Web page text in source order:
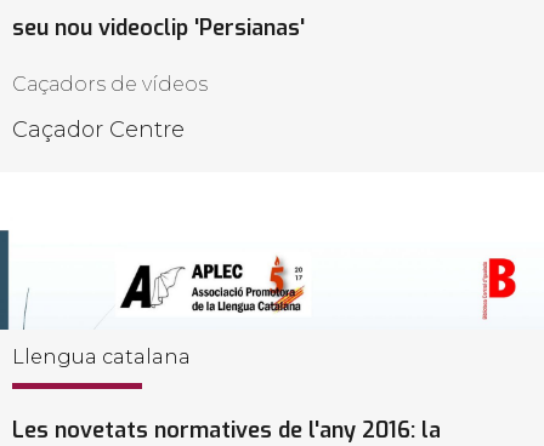
seu nou videoclip 'Persianas'
Caçadors de vídeos
Caçador Centre
Llengua catalana
Les novetats normatives de l'any 2016: la